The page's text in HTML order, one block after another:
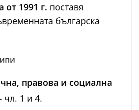
от 1991 г. поставя
българска
правова и социална
1 и 4.